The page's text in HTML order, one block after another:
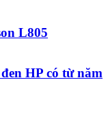
L805
HP có từ năm